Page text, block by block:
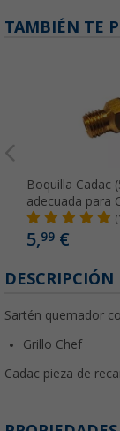
TAMBIÉN TE
Boquilla Cadac
adecuada para
5,99 €
Sartén quemador
Grillo Chef
Cadac pieza de